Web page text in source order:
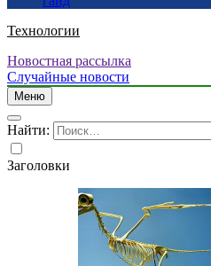
Технологии
Новостная рассылка
Случайные новости
Меню
Найти:
Заголовки